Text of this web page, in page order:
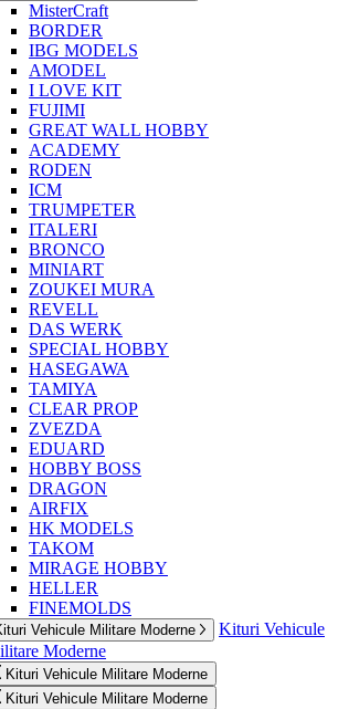
MisterCraft
BORDER
IBG MODELS
AMODEL
I LOVE KIT
FUJIMI
GREAT WALL HOBBY
ACADEMY
RODEN
ICM
TRUMPETER
ITALERI
BRONCO
MINIART
ZOUKEI MURA
REVELL
DAS WERK
SPECIAL HOBBY
HASEGAWA
TAMIYA
CLEAR PROP
ZVEZDA
EDUARD
HOBBY BOSS
DRAGON
AIRFIX
HK MODELS
TAKOM
MIRAGE HOBBY
HELLER
FINEMOLDS
Vehicule Militare Moderne
Kituri Vehicule
Moderne
Kituri Vehicule Militare Moderne
Kituri Vehicule Militare Moderne